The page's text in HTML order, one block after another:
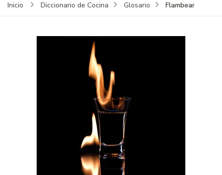
Inicio Diccionario de Cocina Glosario Flambear